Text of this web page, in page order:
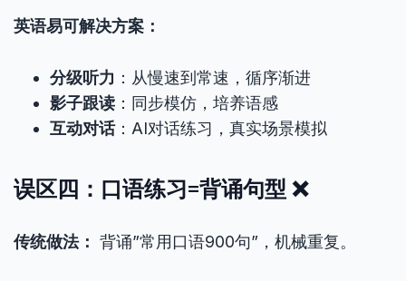
英语易可解决方案：
分级听力 ：从慢速到常速，循序渐进
影子跟读 ：同步模仿，培养语感
互动对话：AI对话练习，真实场景模拟
误区四：口语练习=背诵句型 ❌
传统做法： 背诵”常用口语900句”，机械重复。